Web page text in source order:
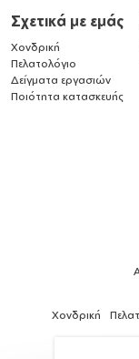
Σχετικά με εμάς
Χονδρική
Πελατολόγιο
Δείγματα εργασιών
Ποιότητα κατασκευής
Χονδρική